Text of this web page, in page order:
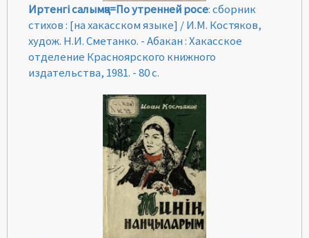
Иртенгi салымҷа=По утренней росе: сборник
стихов : [на хакасском языке] / И.М. Костяков,
худож. Н.И. Сметанко. - Абакан : Хакасское
отделение Красноярского книжного
издательства, 1981. - 80 с.